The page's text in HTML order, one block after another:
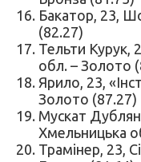
Бакатор, 23,
(82.27)
Тельти Курук,
обл. – Золото
Ярило, 23,
Золото (87.27)
Мускат
Хмельницька
Трамінер, 23,